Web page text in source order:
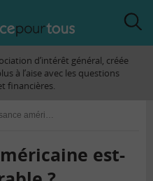
d’intérêt général, créée
à l’aise avec les questions
financières.
La croissance américaine est-elle durable ?
est-